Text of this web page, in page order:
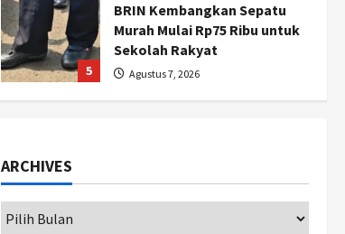
5
BRIN Kembangkan Sepatu
Murah Mulai Rp75 Ribu untuk
Sekolah Rakyat
Agustus 7, 2026
1
ARCHIVES